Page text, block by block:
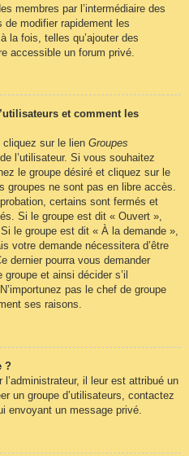
membres par l’intermédiaire des
de modifier rapidement les
la fois, telles qu’ajouter des
accessible un forum privé.
et comment les
cliquez sur le lien Groupes
l’utilisateur. Si vous souhaitez
le groupe désiré et cliquez sur le
groupes ne sont pas en libre accès.
certains sont fermés et
Si le groupe est dit « Ouvert »,
le groupe est dit « À la demande »,
votre demande nécessitera d’être
dernier pourra vous demander
et ainsi décider s’il
pas le chef de groupe
ses raisons.
?
il leur est attribué un
un groupe d’utilisateurs, contactez
envoyant un message privé.